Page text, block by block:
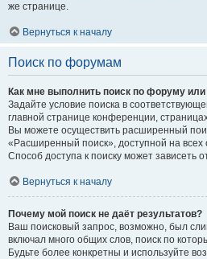
же странице.
Вернуться к началу
Поиск по форумам
Как мне выполнить поиск по форуму
Задайте условие поиска в
главной странице конференции,
Вы можете осуществить расширенный
«Расширенный поиск», доступной на
Способ доступа к поиску может зависеть
Вернуться к началу
Почему мой поиск не даёт результатов?
Ваш поисковый запрос, возможно, был
включал много общих слов, поиск по
Будьте более конкретны и используйте